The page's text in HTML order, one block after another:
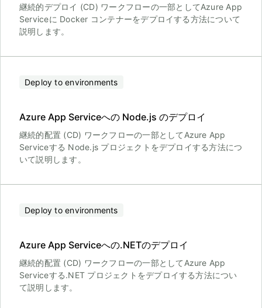
継続的デプロイ (CD) ワークフローの一部としてAzure App
Serviceに Docker コンテナーをデプロイする方法について
説明します。
Deploy to environments
Azure App Serviceへの Node.js のデプロイ
継続的配置 (CD) ワークフローの一部としてAzure App
Serviceする Node.js プロジェクトをデプロイする方法につ
いて説明します。
Deploy to environments
Azure App Serviceへの.NETのデプロイ
継続的配置 (CD) ワークフローの一部としてAzure App
Serviceする.NET プロジェクトをデプロイする方法につい
て説明します。